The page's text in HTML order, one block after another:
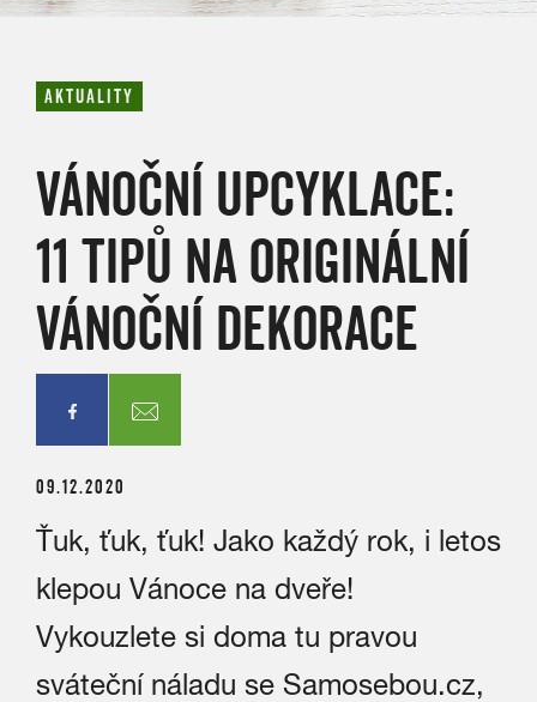
AKTUALITY
VÁNOČNÍ UPCYKLACE:
11 TIPŮ NA ORIGINÁLNÍ
VÁNOČNÍ DEKORACE
09.12.2020
Ťuk, ťuk, ťuk! Jako každý rok, i letos
klepou Vánoce na dveře!
Vykouzlete si doma tu pravou
sváteční náladu se Samosebou.cz,